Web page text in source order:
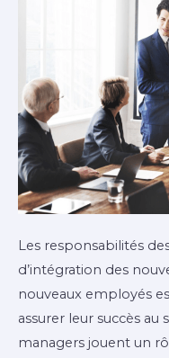
Les responsabilités
d’intégration des
nouveaux employés
assurer leur succès au
managers jouent un